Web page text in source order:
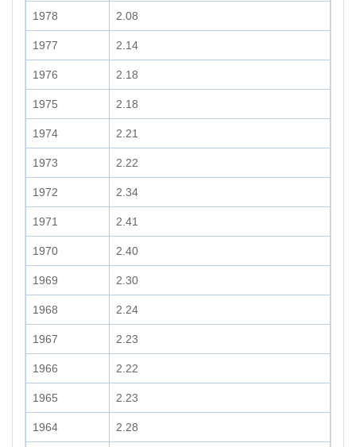
1978 2.08
1977 2.14
1976 2.18
1975 2.18
1974 2.21
1973 2.22
1972 2.34
1971 2.41
1970 2.40
1969 2.30
1968 2.24
1967 2.23
1966 2.22
1965 2.23
1964 2.28